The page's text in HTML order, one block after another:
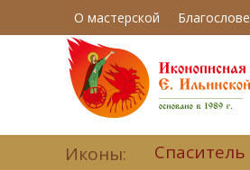
О мастерской
Иконы: Спаситель